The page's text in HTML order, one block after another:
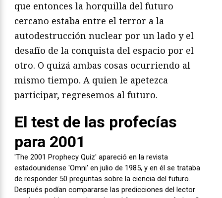
que entonces la horquilla del futuro
cercano estaba entre el terror a la
autodestrucción nuclear por un lado y el
desafío de la conquista del espacio por el
otro. O quizá ambas cosas ocurriendo al
mismo tiempo. A quien le apetezca
participar, regresemos al futuro.